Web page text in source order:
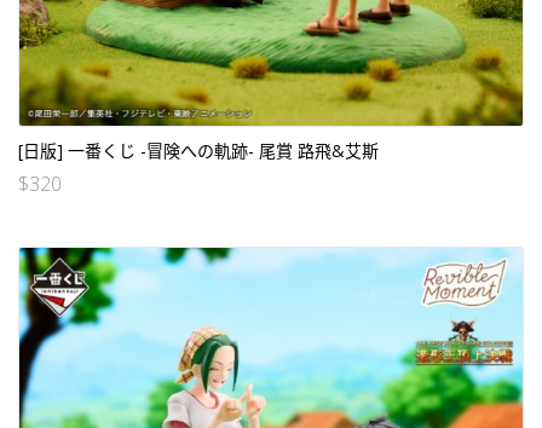
[日版] 一番くじ -冒険への軌跡- 尾賞 路飛&艾斯
$320